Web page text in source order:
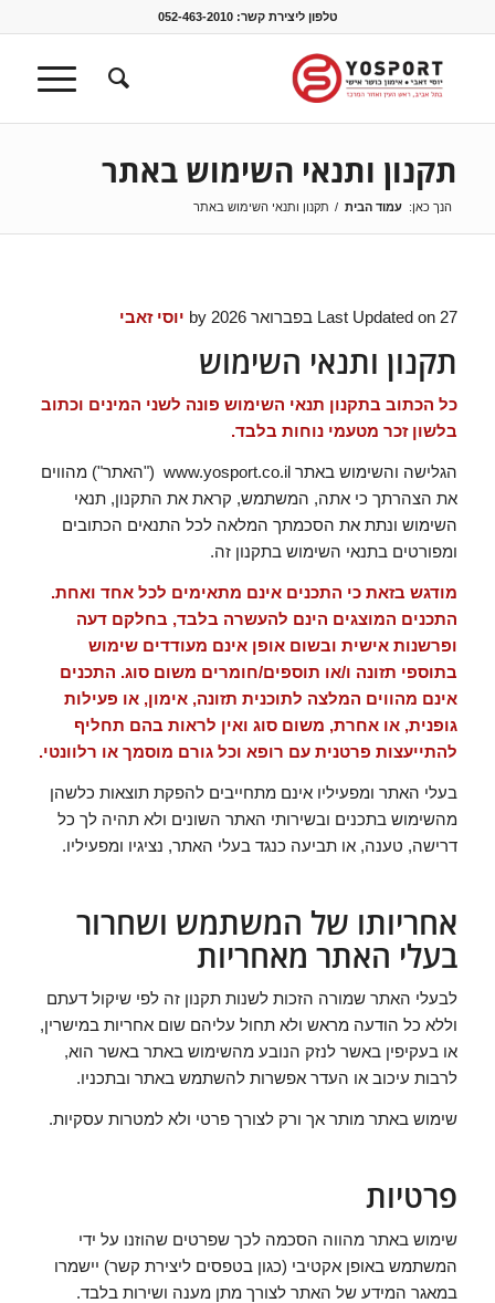
טלפון ליצירת קשר:052-463-2010
תקנון ותנאי השימוש באתר
הנך כאן: עמוד הבית / תקנון ותנאי השימוש באתר
Last Updated on 27 בפברואר 2026 by יוסי זאבי
תקנון ותנאי השימוש
כל הכתוב בתקנון תנאי השימוש פונה לשני המינים וכתוב
בלשון זכר מטעמי נוחות בלבד.
הגלישה והשימוש באתר www.yosport.co.il ("האתר") מהווים
את הצהרתך כי אתה, המשתמש, קראת את התקנון, תנאי
השימוש ונתת את הסכמתך המלאה לכל התנאים הכתובים
ומפורטים בתנאי השימוש בתקנון זה.
מודגש בזאת כי התכנים אינם מתאימים לכל אחד ואחת.
התכנים המוצגים הינם להעשרה בלבד, בחלקם דעה
ופרשנות אישית ובשום אופן אינם מעודדים שימוש
בתוספי תזונה ו/או תוספים/חומרים משום סוג. התכנים
אינם מהווים המלצה לתוכנית תזונה, אימון, או פעילות
גופנית, או אחרת, משום סוג ואין לראות בהם תחליף
להתייעצות פרטנית עם רופא וכל גורם מוסמך או רלוונטי.
בעלי האתר ומפעיליו אינם מתחייבים להפקת תוצאות כלשהן
מהשימוש בתכנים ובשירותי האתר השונים ולא תהיה לך כל
דרישה, טענה, או תביעה כנגד בעלי האתר, נציגיו ומפעיליו.
אחריותו של המשתמש ושחרור
בעלי האתר מאחריות
לבעלי האתר שמורה הזכות לשנות תקנון זה לפי שיקול דעתם
וללא כל הודעה מראש ולא תחול עליהם שום אחריות במישרין,
או בעקיפין באשר לנזק הנובע מהשימוש באתר באשר הוא,
לרבות עיכוב או העדר אפשרות להשתמש באתר ובתכניו.
שימוש באתר מותר אך ורק לצורך פרטי ולא למטרות עסקיות.
פרטיות
שימוש באתר מהווה הסכמה לכך שפרטים שהוזנו על ידי
המשתמש באופן אקטיבי (כגון בטפסים ליצירת קשר) יישמרו
במאגר המידע של האתר לצורך מתן מענה ושירות בלבד.